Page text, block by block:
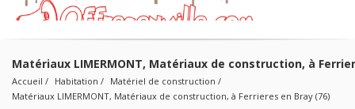
Matériaux LIMERMONT, Matériaux de construction, à
Accueil Habitation
Matériel de construction
Matériaux LIMERMONT, Matériaux de construction, à Ferrieres en Bray (76)